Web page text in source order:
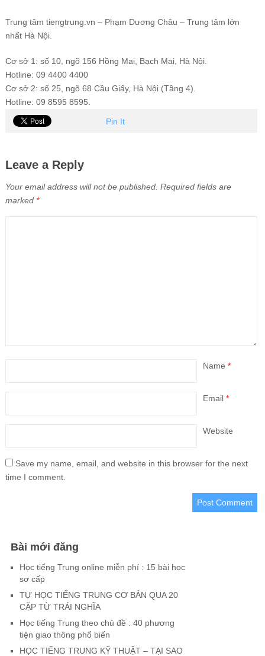
Trung tâm tiengtrung.vn – Phạm Dương Châu – Trung tâm lớn
nhất Hà Nội.
Cơ sở 1: số 10, ngõ 156 Hồng Mai, Bạch Mai, Hà Nội.
Hotline: 09 4400 4400
Cơ sở 2: số 25, ngõ 68 Cầu Giấy, Hà Nội (Tầng 4).
Hotline: 09 8595 8595.
Pin It
Leave a Reply
Your email address will not be published. Required fields are
marked *
Name *
Email *
Website
Save my name, email, and website in this browser for the next
time I comment.
Bài mới đăng
Học tiếng Trung online miễn phí : 15 bài học
sơ cấp
TỰ HỌC TIẾNG TRUNG CƠ BẢN QUA 20
CẶP TỪ TRÁI NGHĨA
Học tiếng Trung theo chủ đề : 40 phương
tiện giao thông phổ biến
HỌC TIẾNG TRUNG KỸ THUẬT – TẠI SAO